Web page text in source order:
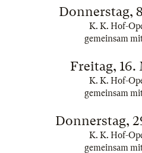
Donnerstag,
K. K. Hof-
gemeinsam
Freitag, 16.
K. K. Hof-
gemeinsam
Donnerstag,
K. K. Hof-
gemeinsam